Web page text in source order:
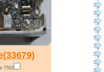
7563